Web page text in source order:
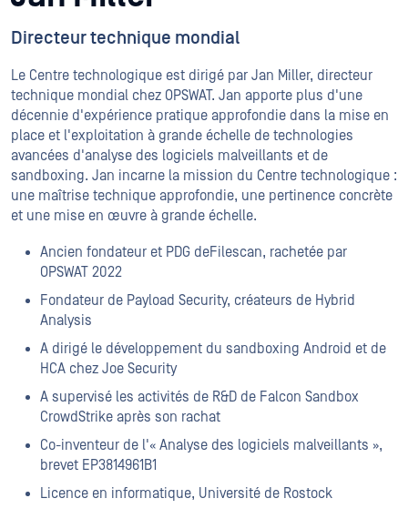
Directeur technique mondial
Le Centre technologique est dirigé par Jan Miller, directeur
technique mondial chez OPSWAT. Jan apporte plus d'une
décennie d'expérience pratique approfondie dans la mise en
place et l'exploitation à grande échelle de technologies
avancées d'analyse des logiciels malveillants et de
sandboxing. Jan incarne la mission du Centre technologique :
une maîtrise technique approfondie, une pertinence concrète
et une mise en œuvre à grande échelle.
Ancien fondateur et PDG deFilescan, rachetée par
OPSWAT 2022
Fondateur de Payload Security, créateurs de Hybrid
Analysis
A dirigé le développement du sandboxing Android et de
HCA chez Joe Security
A supervisé les activités de R&D de Falcon Sandbox
CrowdStrike après son rachat
Co-inventeur de l'« Analyse des logiciels malveillants »,
brevet EP3814961B1
Licence en informatique, Université de Rostock